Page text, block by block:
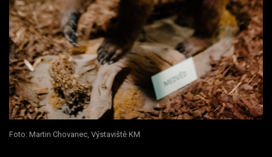
Foto: Martin Chovanec, Výstaviště KM